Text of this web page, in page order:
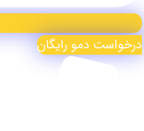
درخواست دمو رایگان